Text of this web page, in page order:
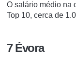
O salário médio na
Top 10, cerca de
7 Évora